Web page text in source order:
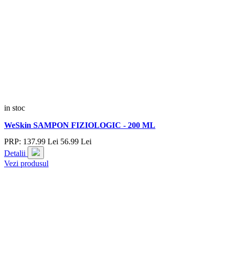
in stoc
WeSkin SAMPON FIZIOLOGIC - 200 ML
PRP: 137.99 Lei 56.99 Lei
Detalii
Vezi produsul